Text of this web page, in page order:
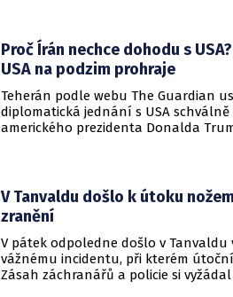
nedosažitelné.
Proč Írán nechce dohodu s
USA na podzim prohraje
Teherán podle webu The Guardian
diplomatická jednání s USA
amerického prezidenta Donalda
rukojmími za prezidenta Jimmyho
V Tanvaldu došlo k útoku
zranění
V pátek odpoledne došlo v Tanvaldu
vážnému incidentu, při kterém
Zásah záchranářů a policie si